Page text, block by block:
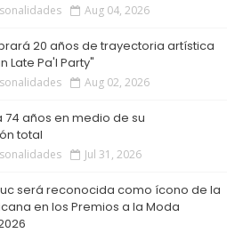
Aug 04, 2026
20 años de trayectoria artística
Late Pa'l Party"
Aug 02, 2026
74 años en medio de su
total
Jul 31, 2026
será reconocida como ícono de la
en los Premios a la Moda